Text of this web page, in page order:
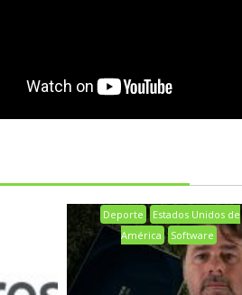
Deporte
Estados Unidos de
América
Software